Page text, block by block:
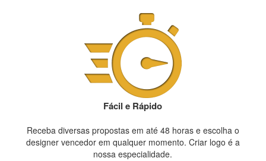
Fácil e Rápido
Receba diversas propostas em até 48 horas e escolha o
designer vencedor em qualquer momento. Criar logo é a
nossa especialidade.